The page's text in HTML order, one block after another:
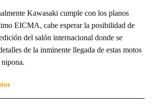
Kawasaki cumple con los planos
EICMA, cabe esperar la posibilidad de
del salón internacional donde se
de la inminente llegada de estas motos
nipona.